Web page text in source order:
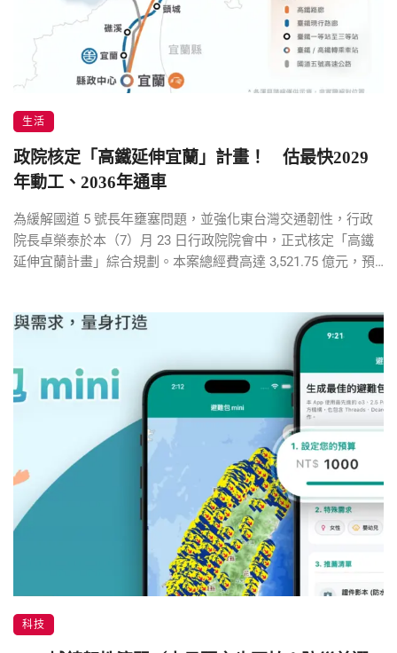
生活
政院核定「高鐵延伸宜蘭」計畫！ 估最快2029
年動工、2036年通車
為緩解國道 5 號長年壅塞問題，並強化東台灣交通韌性，行政
院長卓榮泰於本（7）月 23 日行政院院會中，正式核定「高鐵
延伸宜蘭計畫」綜合規劃。本案總經費高達 3,521.75 億元，預
科技